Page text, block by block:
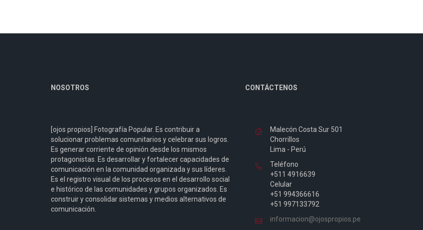
NOSOTROS
[ojos propios] Fotografía Popular. Es contribuir a
solucionar problemas comunitarios y celebrar sus logros.
Es generar corriente de opinión desde los mismos
protagonistas. Es desarrollar y fortalecer capacidades de
comunicación en la comunidad organizada y sus líderes.
Es el registro visual de los procesos en el desarrollo social
e histórico de las comunidades y grupos organizados. Es
construir y consolidar sistemas y medios alternativos de
comunicación.
CONTÁCTENOS
Malecón Costa Sur 501
Chorrillos
Lima - Perú
Teléfono
+511 4916639
Celular
+51 994366616
+51 997133792
informacion@ojospropios.pe